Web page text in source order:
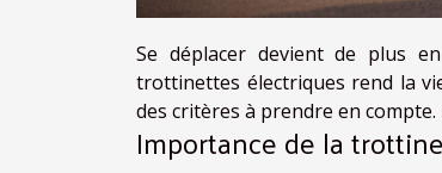
Se déplacer devient de plus
trottinettes électriques rend la
des critères à prendre en
Importance de la